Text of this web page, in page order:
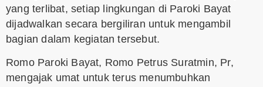
yang terlibat, setiap lingkungan di Paroki Bayat
dijadwalkan secara bergiliran untuk mengambil
bagian dalam kegiatan tersebut.
Romo Paroki Bayat, Romo Petrus Suratmin, Pr,
mengajak umat untuk terus menumbuhkan